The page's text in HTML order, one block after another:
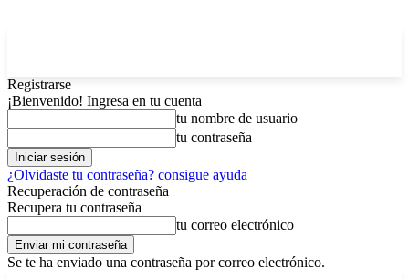
Registrarse
¡Bienvenido! Ingresa en tu cuenta
tu nombre de usuario
tu contraseña
¿Olvidaste tu contraseña? consigue ayuda
Recuperación de contraseña
Recupera tu contraseña
tu correo electrónico
Se te ha enviado una contraseña por correo electrónico.